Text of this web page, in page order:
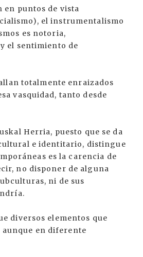
en puntos de vista
el instrumentalismo
es notoria,
el sentimiento de
totalmente enraizados
vasquidad, tanto desde
Herria, puesto que se da
e identitario, distingue
es la carencia de
no disponer de alguna
ni de sus
diversos elementos que
aunque en diferente